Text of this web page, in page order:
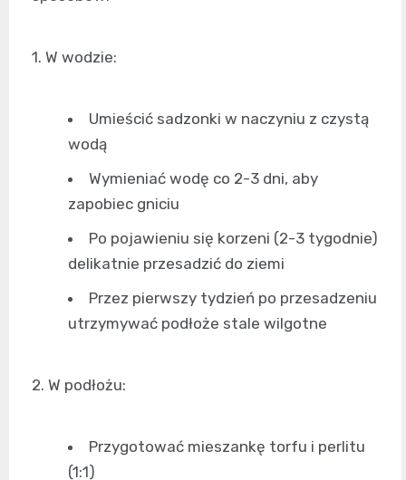
1. W wodzie:
Umieścić sadzonki w naczyniu z czystą
wodą
Wymieniać wodę co 2-3 dni, aby
zapobiec gniciu
Po pojawieniu się korzeni (2-3 tygodnie)
delikatnie przesadzić do ziemi
Przez pierwszy tydzień po przesadzeniu
utrzymywać podłoże stale wilgotne
2. W podłożu:
Przygotować mieszankę torfu i perlitu
(1:1)